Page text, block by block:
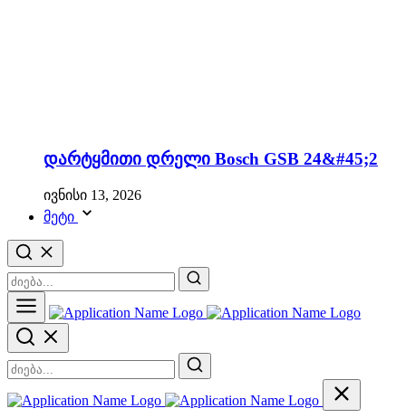
დარტყმითი დრელი Bosch GSB 24&#45;2
ივნისი 13, 2026
მეტი